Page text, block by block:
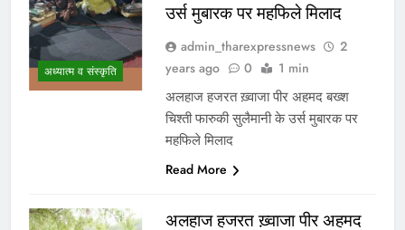
अध्यात्म व संस्कृति
उर्स मुबारक पर महफिले मिलाद
admin_tharexpressnews
2
years ago
0 1 min
अलहाज हजरत ख़्वाजा पीर अहमद बख्श
चिश्ती फारुकी सुलैमानी के उर्स मुबारक पर
महफिले मिलाद
Read More
अलहाज हजरत ख़्वाजा पीर अहमद